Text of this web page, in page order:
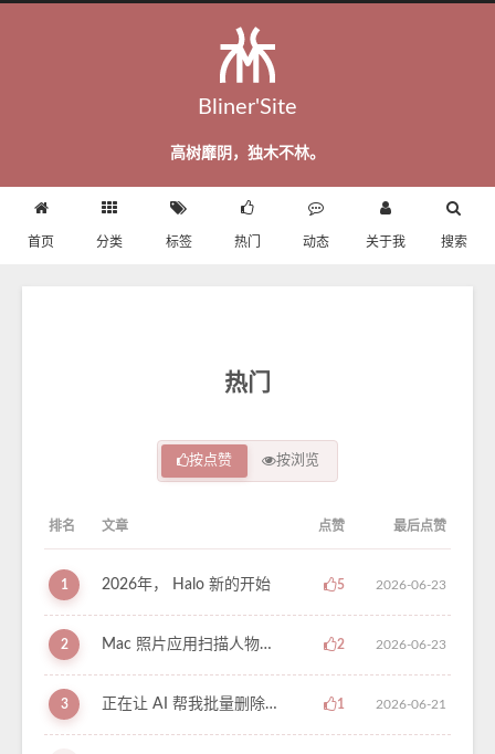
Bliner'Site
高树靡阴，独木不林。
首页 分类 标签 热门 动态 关于我 搜索
热门
按点赞 按浏览
排名 文章 点赞 最后点赞
1 2026年， Halo 新的开始 5 2026-06-23
2 Mac 照片应用扫描人物时，关闭程序还是最小化？ 2 2026-06-23
3 正在让 AI 帮我批量删除之前 Coding 的复杂泛型，保留一些自主权 1 2026-06-21